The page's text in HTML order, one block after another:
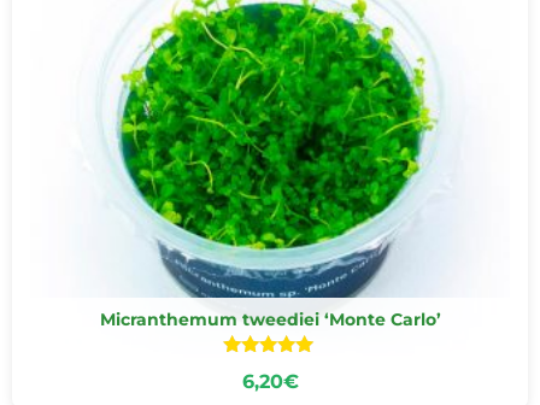
Micranthemum tweediei ‘Monte Carlo’
5.00
6,20€